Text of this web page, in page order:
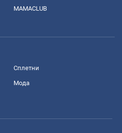
MAMACLUB
Сплетни
Мода